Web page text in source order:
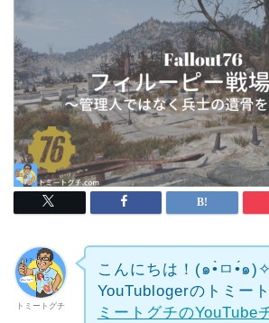
トミートグチ
こんにちは！(๑•̀ㅁ•́๑)✧
YouTublogerのトミー
ミートグチのYouTube